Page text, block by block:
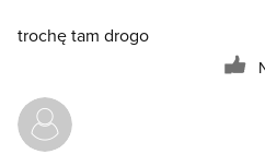
trochę tam drogo